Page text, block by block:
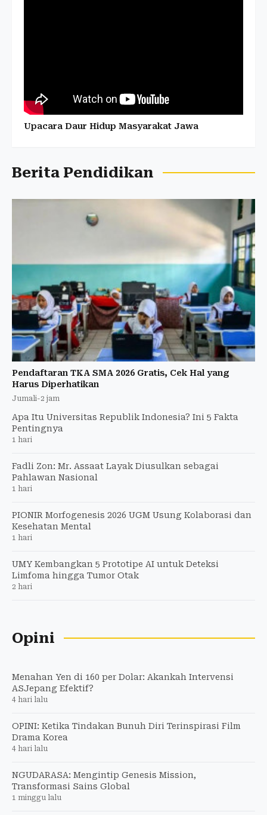
Upacara Daur Hidup Masyarakat Jawa
Berita Pendidikan
Pendaftaran TKA SMA 2026 Gratis, Cek Hal yang
Harus Diperhatikan
Jumali-2 jam
Apa Itu Universitas Republik Indonesia? Ini 5 Fakta
Pentingnya
1 hari
Fadli Zon: Mr. Assaat Layak Diusulkan sebagai
Pahlawan Nasional
1 hari
PIONIR Morfogenesis 2026 UGM Usung Kolaborasi dan
Kesehatan Mental
1 hari
UMY Kembangkan 5 Prototipe AI untuk Deteksi
Limfoma hingga Tumor Otak
2 hari
Opini
Menahan Yen di 160 per Dolar: Akankah Intervensi
ASJepang Efektif?
4 hari lalu
OPINI: Ketika Tindakan Bunuh Diri Terinspirasi Film
Drama Korea
4 hari lalu
NGUDARASA: Mengintip Genesis Mission,
Transformasi Sains Global
1 minggu lalu